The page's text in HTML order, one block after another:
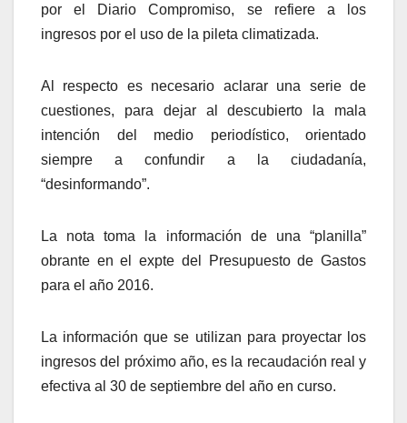
por el Diario Compromiso, se refiere a los
ingresos por el uso de la pileta climatizada.
Al respecto es necesario aclarar una serie de
cuestiones, para dejar al descubierto la mala
intención del medio periodístico, orientado
siempre a confundir a la ciudadanía,
“desinformando”.
La nota toma la información de una “planilla”
obrante en el expte del Presupuesto de Gastos
para el año 2016.
La información que se utilizan para proyectar los
ingresos del próximo año, es la recaudación real y
efectiva al 30 de septiembre del año en curso.